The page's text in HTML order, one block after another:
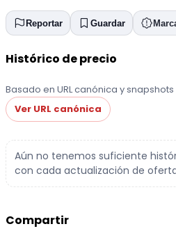
Reportar Guardar
Histórico de precio
Basado en URL canónica y
Ver URL canónica
Aún no tenemos suficiente
con cada actualización de
Compartir